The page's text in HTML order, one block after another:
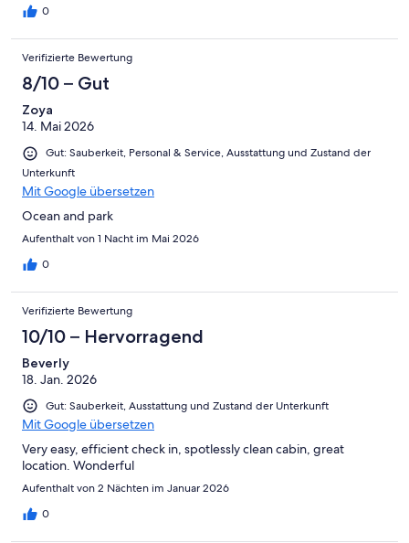
0
Verifizierte Bewertung
8/10 – Gut
Zoya
14. Mai 2026
Gut: Sauberkeit, Personal & Service, Ausstattung und Zustand der
Unterkunft
Mit Google übersetzen
Ocean and park
Aufenthalt von 1 Nacht im Mai 2026
0
Verifizierte Bewertung
10/10 – Hervorragend
Beverly
18. Jan. 2026
Gut: Sauberkeit, Ausstattung und Zustand der Unterkunft
Mit Google übersetzen
Very easy, efficient check in, spotlessly clean cabin, great
location. Wonderful
Aufenthalt von 2 Nächten im Januar 2026
0